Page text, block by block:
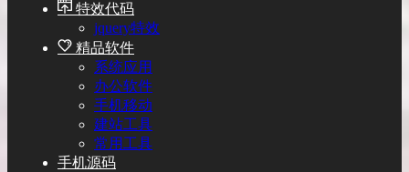
特效代码
jquery特效
精品软件
系统应用
办公软件
手机移动
建站工具
常用工具
手机源码